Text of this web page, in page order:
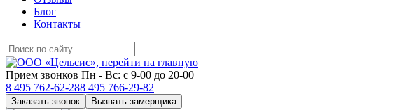
Блог
Контакты
Прием звонков Пн - Вс: с 9-00 до 20-00
8 495 762-62-288 495 766-29-82
Заказать звонок Вызвать замерщика